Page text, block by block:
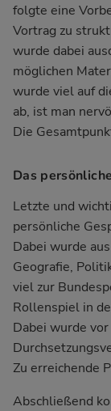
folgte eine
Vortrag zu
wurde dabei
möglichen
wurde viel auf
ab, ist man
Die
Das
Letzte und
persönliche
Dabei wurde
Geografie,
viel zur
Rollenspiel in
Dabei wurde
Zu erreichende
Abschließend